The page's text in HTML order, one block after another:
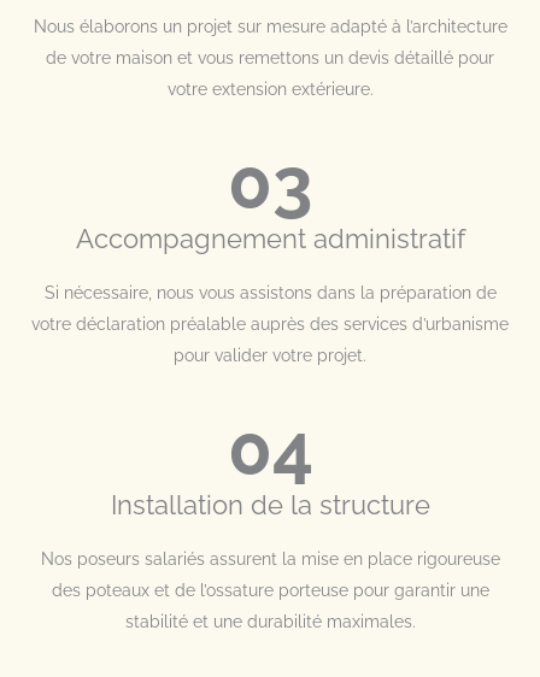
Nous élaborons un projet sur mesure adapté à l’architecture
de votre maison et vous remettons un devis détaillé pour
votre extension extérieure.
03
Accompagnement administratif
Si nécessaire, nous vous assistons dans la préparation de
votre déclaration préalable auprès des services d’urbanisme
pour valider votre projet.
04
Installation de la structure
Nos poseurs salariés assurent la mise en place rigoureuse
des poteaux et de l’ossature porteuse pour garantir une
stabilité et une durabilité maximales.